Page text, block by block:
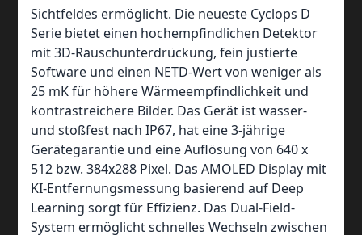
Sichtfeldes ermöglicht. Die neueste Cyclops D
Serie bietet einen hochempfindlichen Detektor
mit 3D-Rauschunterdrückung, fein justierte
Software und einen NETD-Wert von weniger als
25 mK für höhere Wärmeempfindlichkeit und
kontrastreichere Bilder. Das Gerät ist wasser-
und stoßfest nach IP67, hat eine 3-jährige
Gerätegarantie und eine Auflösung von 640 x
512 bzw. 384x288 Pixel. Das AMOLED Display mit
KI-Entfernungsmessung basierend auf Deep
Learning sorgt für Effizienz. Das Dual-Field-
System ermöglicht schnelles Wechseln zwischen